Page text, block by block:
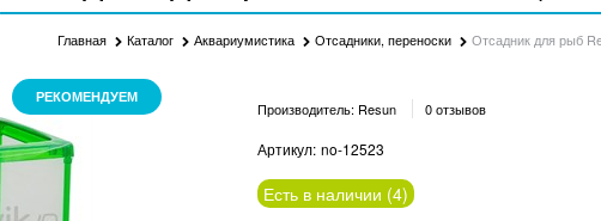
Главная Каталог Аквариумистика Отсадники, переноски Отсадник для рыб
РЕКОМЕНДУЕМ
Производитель: Resun 0 отзывов
Артикул: no-12523
Есть в наличии (4)